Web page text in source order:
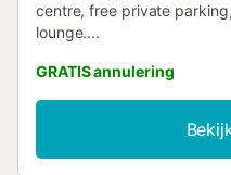
centre, free private
lounge....
GRATIS annulering